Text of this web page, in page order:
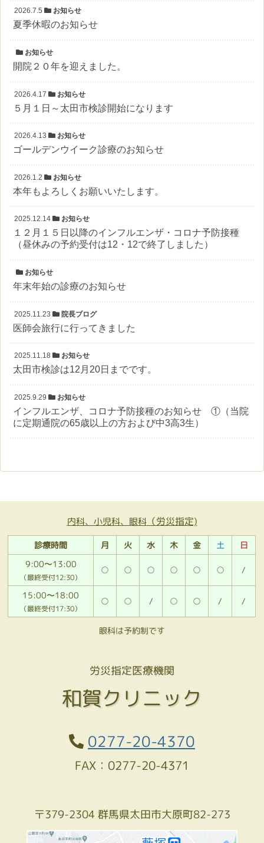
2026.7.5 お知らせ
夏季休暇のお知らせ
お知らせ
開院２０年を迎えました。
2026.4.17 お知らせ
５月１日～太田市検診開始になります
2026.4.13 お知らせ
ゴールデンウイーク診療のお知らせ
2026.1.2 お知らせ
本年もよろしくお願いいたします。
2025.12.14 お知らせ
１２月１５日以降のインフルエンザ・コロナ予防接種
（昼休みの予約受付は12・12で終了しました）
お知らせ
年末年始の診療のお知らせ
2025.11.23 院長ブログ
医師会旅行に行ってきました
2025.11.18 お知らせ
太田市検診は12月20日までです。
2025.9.29 お知らせ
インフルエンザ、コロナ予防接種のお知らせ ①（当院
に定期通院の65歳以上の方および中3高3生）
内科、小児科、眼科（労災指定)
診療時間 月 火 水 木 金 土
日
9:00〜13:00
（最終受付12:30）
○ ○ ○ ○ ○ ○ /
15:00〜18:00
（最終受付17:30）
○ ○ / ○ ○ / /
眼科は予約制です
労災指定医療機関
和賀クリニック
0277-20-4370
FAX：0277-20-4371
〒379-2304 群馬県太田市大原町82-273